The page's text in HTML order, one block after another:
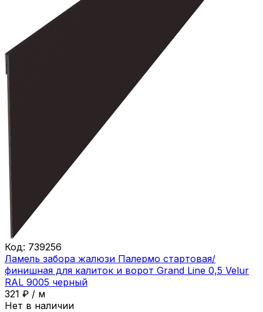
Код: 739256
Ламель забора жалюзи Палермо стартовая/
финишная для калиток и ворот Grand Line 0,5 Velur
RAL 9005 черный
321 ₽ / м
Нет в наличии